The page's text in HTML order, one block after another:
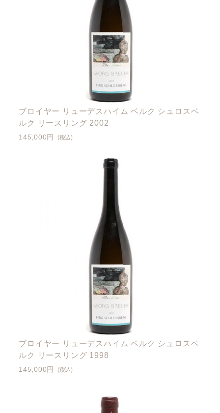
ブロイヤー リューデスハイム ベルク シュロスベ
ルク リースリング 2002
145,000円 (税込)
ブロイヤー リューデスハイム ベルク シュロスベ
ルク リースリング 1998
145,000円 (税込)